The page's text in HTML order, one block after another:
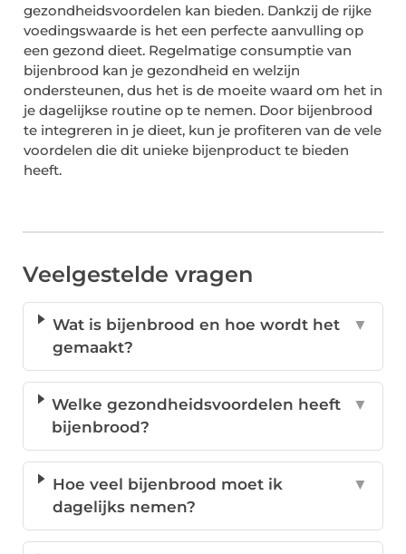
gezondheidsvoordelen kan bieden. Dankzij de rijke
voedingswaarde is het een perfecte aanvulling op
een gezond dieet. Regelmatige consumptie van
bijenbrood kan je gezondheid en welzijn
ondersteunen, dus het is de moeite waard om het in
je dagelijkse routine op te nemen. Door bijenbrood
te integreren in je dieet, kun je profiteren van de vele
voordelen die dit unieke bijenproduct te bieden
heeft.
Veelgestelde vragen
Wat is bijenbrood en hoe wordt het
gemaakt?
▼
Welke gezondheidsvoordelen heeft
bijenbrood?
▼
Hoe veel bijenbrood moet ik
dagelijks nemen?
▼